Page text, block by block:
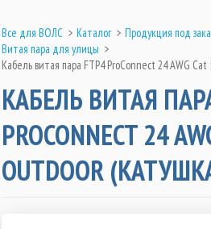
Все для ВОЛС > Каталог > Продукция под
Витая пара для улицы >
Кабель витая пара FTP4 ProConnect 24 AWG
КАБЕЛЬ ВИТАЯ
PROCONNECT 24
OUTDOOR